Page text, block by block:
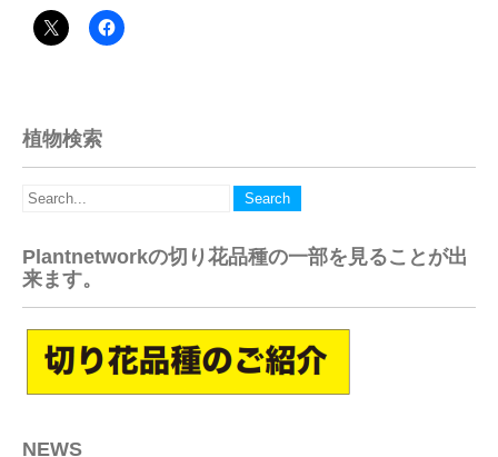
植物検索
Plantnetworkの切り花品種の一部を見ることが出
来ます。
NEWS